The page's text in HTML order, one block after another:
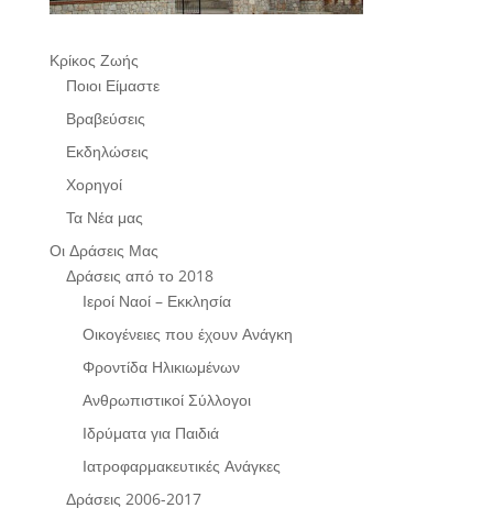
Κρίκος Ζωής
Ποιοι Είμαστε
Βραβεύσεις
Εκδηλώσεις
Χορηγοί
Τα Νέα μας
Οι Δράσεις Μας
Δράσεις από το 2018
Ιεροί Ναοί – Εκκλησία
Οικογένειες που έχουν Ανάγκη
Φροντίδα Ηλικιωμένων
Ανθρωπιστικοί Σύλλογοι
Ιδρύματα για Παιδιά
Ιατροφαρμακευτικές Ανάγκες
Δράσεις 2006-2017